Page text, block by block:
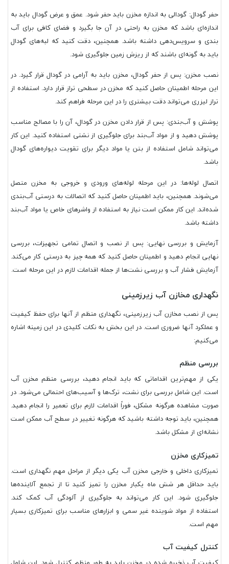
حفر گودال: گودالی به اندازه مخزن باید حفر شود. عمق و عرض گودال باید به
اندازه‌ای باشد که مخزن به راحتی در آن جا بگیرد و فضای کافی برای آب
بندی و سرویس‌دهی داشته باشد. همچنین، دقت کنید که لبه‌های گودال
باید به گونه‌ای باشند که از ریزش زمین جلوگیری شود.
نصب مخزن: پس از حفر گودال، مخزن باید به آرامی در گودال قرار گیرد. در
این مرحله اطمینان حاصل کنید که مخزن در سطحی تراز قرار دارد. استفاده از
تراز لیزری می‌تواند دقت بیشتری را در این مرحله فراهم کند.
پوشش و آب‌بندی: پس از قرار دادن مخزن در گودال، آن را با مصالح مناسب
پوشش دهید و از مواد آب‌بند برای جلوگیری از نشتی استفاده کنید. این کار
می‌تواند شامل استفاده از بتن یا مواد دیگر برای تقویت دیواره‌های گودال
باشد.
اتصال لوله‌ها: در این مرحله لوله‌های ورودی و خروجی به مخزن متصل
می‌شوند. همچنین، باید اطمینان حاصل کنید که اتصالات به درستی آب‌بندی
شده‌اند. این کار ممکن است نیاز به استفاده از واشرهای خاص یا مواد آب‌بند
داشته باشد.
آزمایش و بررسی نهایی: پس از نصب و اتصال تمامی تجهیزات، بررسی
نهایی انجام دهید و اطمینان حاصل کنید که همه چیز به درستی کار می‌کند.
آزمایش فشار آب و بررسی نشت‌ها از جمله اقدامات لازم در این مرحله است.
نگهداری مخازن آب زیرزمینی
پس از نصب مخازن آب زیرزمینی، نگهداری منظم از آنها برای حفظ کیفیت
و عملکرد آنها ضروری است. در این بخش به نکات کلیدی در این زمینه اشاره
می‌کنیم:
بررسی منظم
یکی از مهم‌ترین اقداماتی که باید انجام دهید، بررسی منظم مخزن آب
است. این شامل بررسی برای نشت، ترک‌ها و آسیب‌های احتمالی می‌شود. در
صورت مشاهده هرگونه مشکل، فوراً اقدامات لازم برای تعمیر را انجام دهید.
همچنین، باید توجه داشته باشید که هرگونه تغییر در سطح آب ممکن است
نشانه‌ای از مشکل باشد.
تمیزکاری مخزن
تمیزکاری داخلی و خارجی مخزن آب یکی دیگر از مراحل مهم نگهداری است.
باید حداقل هر شش ماه یکبار مخزن را تمیز کنید تا از تجمع آلاینده‌ها
جلوگیری شود. این کار می‌تواند به جلوگیری از آلودگی آب کمک کند.
استفاده از مواد شوینده غیر سمی و ابزارهای مناسب برای تمیزکاری بسیار
مهم است.
کنترل کیفیت آب